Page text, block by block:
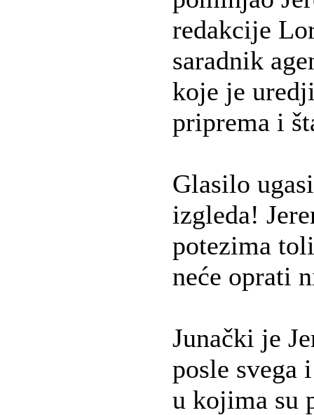
redakcije
saradnik
koje je
priprema i
Glasilo
izgleda!
potezima
neće oprati
Junački je
posle svega
u kojima su